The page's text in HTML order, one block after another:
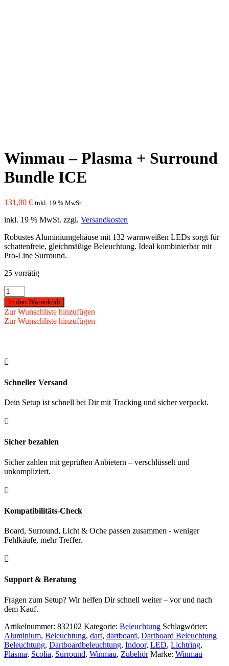
Winmau – Plasma + Surround
Bundle ICE
131,00 € inkl. 19 % MwSt.
inkl. 19 % MwSt. zzgl. Versandkosten
Robustes Aluminiumgehäuse mit 132 warmweißen LEDs sorgt für
schattenfreie, gleichmäßige Beleuchtung. Ideal kombinierbar mit
Pro-Line Surround.
25 vorrätig
Winmau
-
Plasma
+
Surround
In den Warenkorb
Zur Wunschliste hinzufügen
Zur Wunschliste hinzufügen

Schneller Versand
Dein Setup ist schnell bei Dir mit Tracking und sicher verpackt.

Sicher bezahlen
Sicher zahlen mit geprüften Anbietern – verschlüsselt und
unkompliziert.

Kompatibilitäts-Check
Board, Surround, Licht & Oche passen zusammen - weniger
Fehlkäufe, mehr Treffer.

Support & Beratung
Fragen zum Setup? Wir helfen Dir schnell weiter – vor und nach
dem Kauf.
Artikelnummer: 832102 Kategorie: Beleuchtung Schlagwörter:
Aluminium, Beleuchtung, dart, dartboard, Dartboard Beleuchtung
Beleuchtung, Dartboardbeleuchtung, Indoor, LED, Lichtring,
Plasma, Scolia, Surround, Winmau, Zubehör Marke: Winmau